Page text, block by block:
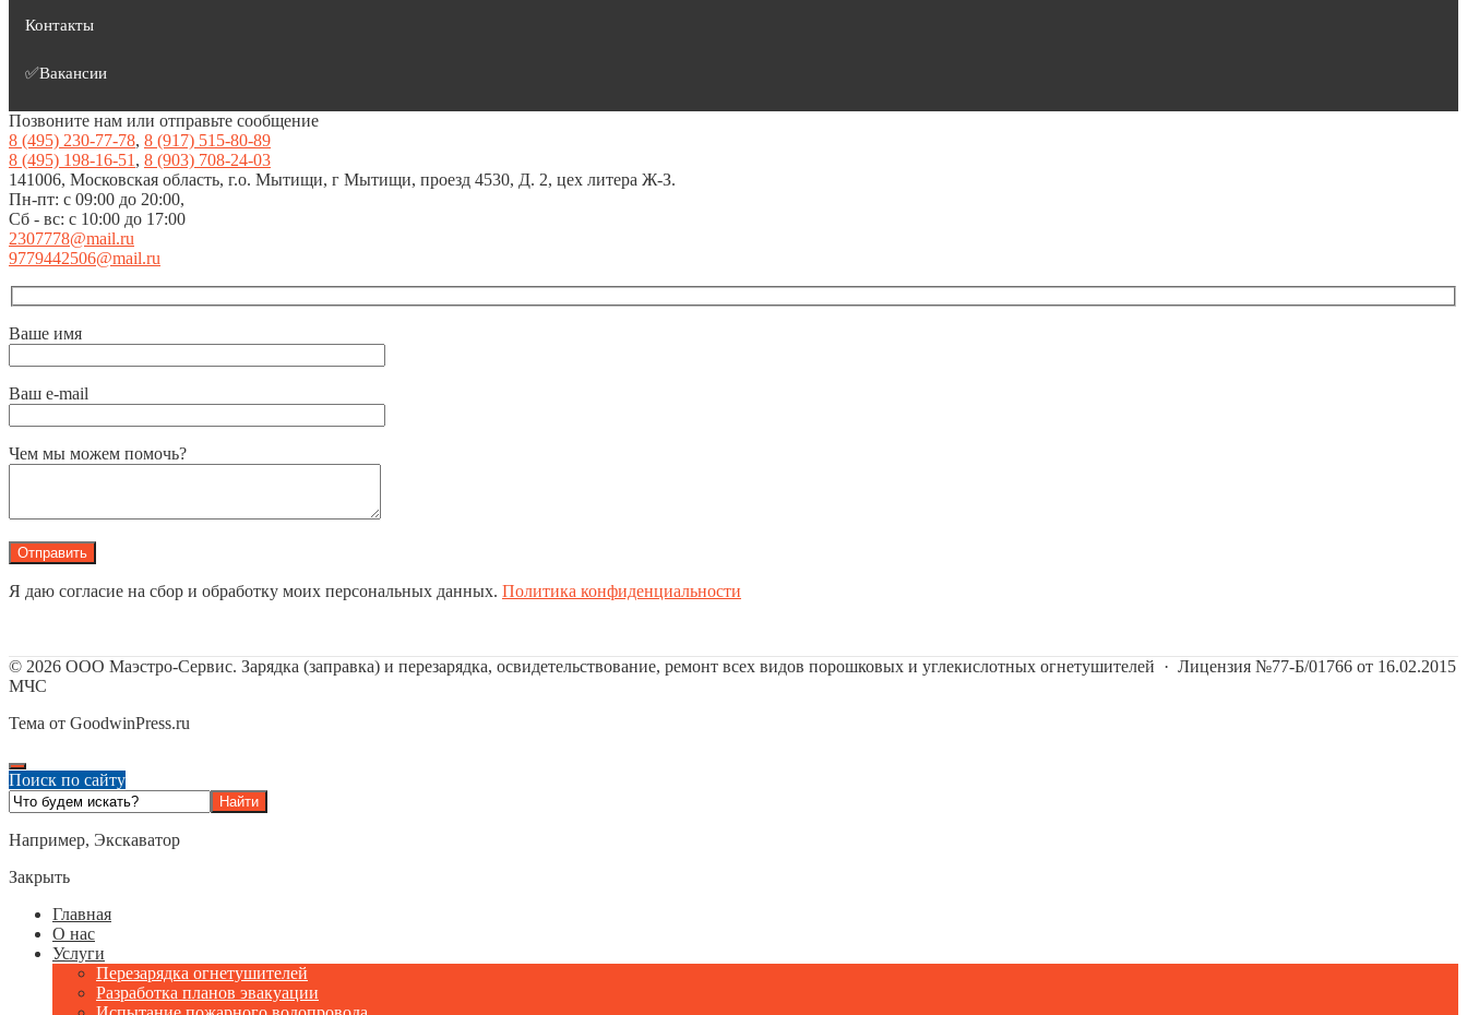
Контакты
✅Вакансии
Позвоните нам или отправьте сообщение
8 (495) 230-77-78, 8 (917) 515-80-89
8 (495) 198-16-51 , 8 (903) 708-24-03
141006, Московская область, г.о. Мытищи, г Мытищи, проезд 4530, Д. 2, цех литера Ж-З.
Пн-пт: с 09:00 до 20:00,
Сб - вс: с 10:00 до 17:00
2307778@mail.ru
9779442506@mail.ru
Ваше имя
Ваш e-mail
Чем мы можем помочь?
Я даю согласие на сбор и обработку моих персональных данных. Политика конфиденциальности
© 2026 ООО Маэстро-Сервис. Зарядка (заправка) и перезарядка, освидетельствование, ремонт всех видов порошковых и углекислотных огнетушителей · Лицензия №77-Б/01766 от 16.02.2015
МЧС
Тема от GoodwinPress.ru
Поиск по сайту
Например, Экскаватор
Закрыть
Главная
О нас
Услуги
Перезарядка огнетушителей
Разработка планов эвакуации